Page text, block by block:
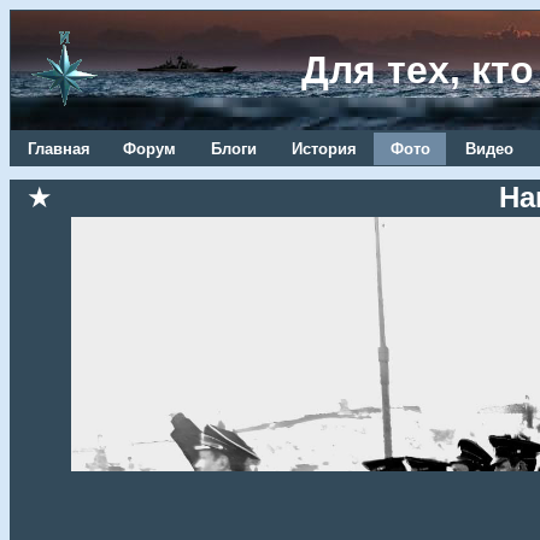
Для тех,
Главная Форум Блоги История Фото Видео
★